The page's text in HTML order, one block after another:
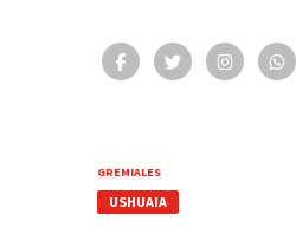
GREMIALES
USHUAIA